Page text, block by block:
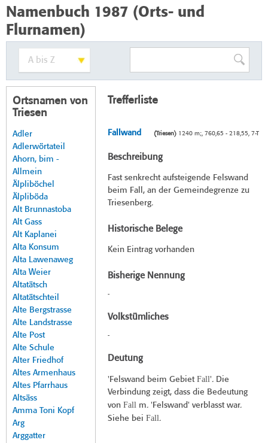
Namenbuch 1987 (Orts- und
Flurnamen)
Ortsnamen von
Triesen
Adler
Adlerwörtateil
Ahorn, bim -
Allmein
Älpliböchel
Älpliböda
Alt Brunnastoba
Alt Gass
Alt Kaplanei
Alta Konsum
Alta Lawenaweg
Alta Weier
Altatätsch
Altatätschteil
Alte Bergstrasse
Alte Landstrasse
Alte Post
Alte Schule
Alter Friedhof
Altes Armenhaus
Altes Pfarrhaus
Altsäss
Amma Toni Kopf
Arg
Arggatter
Trefferliste
Fallwand (Triesen)1240 m;, 760,65 - 218,55, 7-T
Beschreibung
Fast senkrecht aufsteigende Felswand
beim Fall, an der Gemeindegrenze zu
Triesenberg.
Historische Belege
Kein Eintrag vorhanden
Bisherige Nennung
-
Volkstümliches
-
Deutung
'Felswand beim Gebiet Fall'. Die
Verbindung zeigt, dass die Bedeutung
von Fallm. 'Felswand' verblasst war.
Siehe bei Fall.